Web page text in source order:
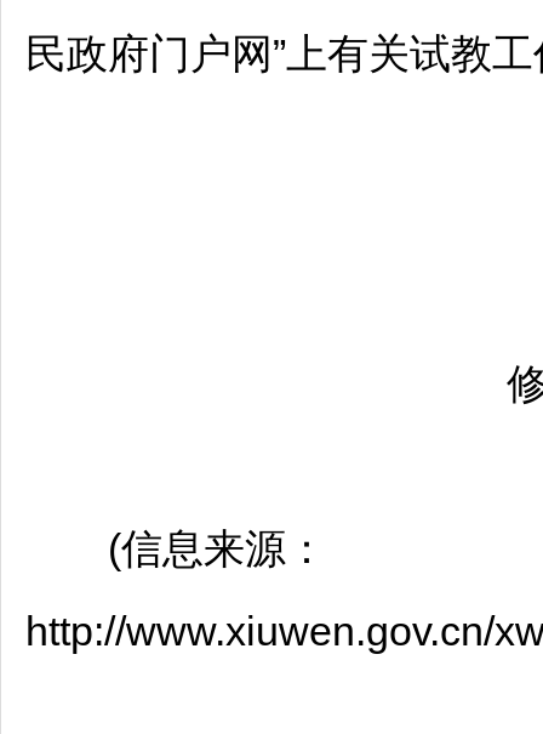
民政府门户网”上有关试教
(信息来源：
http://www.xiuwen.gov.cn/